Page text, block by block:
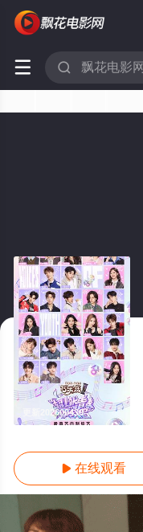
 
更新202600430
 在线观看